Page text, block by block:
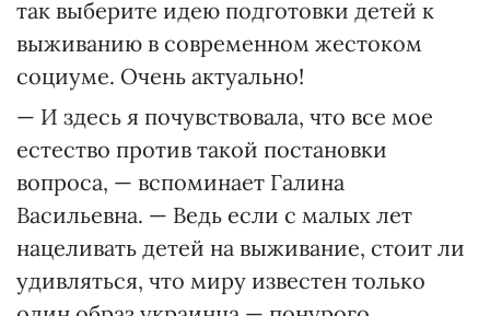
так выберите идею подготовки детей к
выживанию в современном жестоком
социуме. Очень актуально!
— И здесь я почувствовала, что все мое
естество против такой постановки
вопроса, — вспоминает Галина
Васильевна. — Ведь если с малых лет
нацеливать детей на выживание, стоит ли
удивляться, что миру известен только